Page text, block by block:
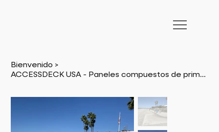
Bienvenido >
ACCESSDECK USA - Paneles compuestos de primera calidad